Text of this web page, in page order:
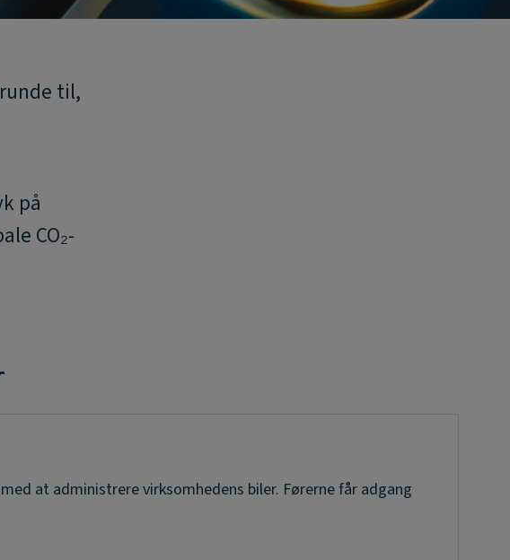
til,
på
CO₂-
at administrere virksomhedens biler. Førerne får adgang